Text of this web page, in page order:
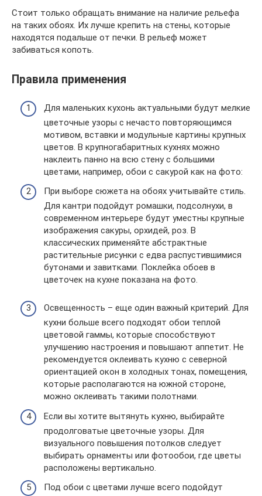
Стоит только обращать внимание на наличие рельефа
на таких обоях. Их лучше крепить на стены, которые
находятся подальше от печки. В рельеф может
забиваться копоть.
Правила применения
Для маленьких кухонь актуальными будут мелкие
цветочные узоры с нечасто повторяющимся
мотивом, вставки и модульные картины крупных
цветов. В крупногабаритных кухнях можно
наклеить панно на всю стену с большими
цветами, например, обои с сакурой как на фото:
При выборе сюжета на обоях учитывайте стиль.
Для кантри подойдут ромашки, подсолнухи, в
современном интерьере будут уместны крупные
изображения сакуры, орхидей, роз. В
классических применяйте абстрактные
растительные рисунки с едва распустившимися
бутонами и завитками. Поклейка обоев в
цветочек на кухне показана на фото.
Освещенность – еще один важный критерий. Для
кухни больше всего подходят обои теплой
цветовой гаммы, которые способствуют
улучшению настроения и повышают аппетит. Не
рекомендуется оклеивать кухню с северной
ориентацией окон в холодных тонах, помещения,
которые располагаются на южной стороне,
можно оклеивать такими полотнами.
Если вы хотите вытянуть кухню, выбирайте
продолговатые цветочные узоры. Для
визуального повышения потолков следует
выбирать орнаменты или фотообои, где цветы
расположены вертикально.
Под обои с цветами лучше всего подойдут